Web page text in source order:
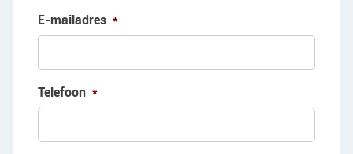
E-mailadres *
Telefoon *